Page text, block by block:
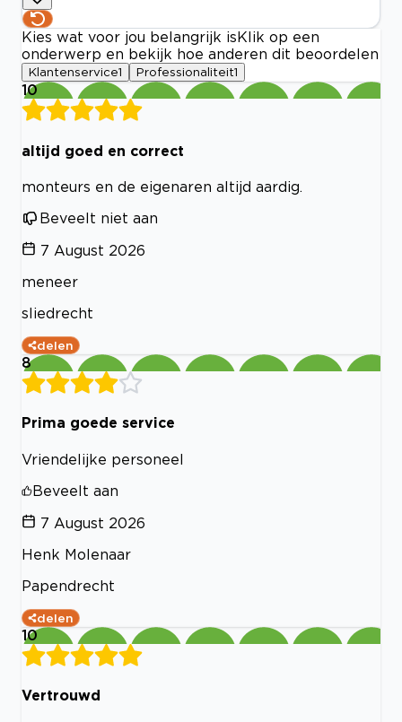
Kies wat voor jou belangrijk is Klik op een
onderwerp en bekijk hoe anderen dit beoordelen
Klantenservice1 Professionaliteit1
10
altijd goed en correct
monteurs en de eigenaren altijd aardig.
Beveelt niet aan
7 August 2026
meneer
sliedrecht
delen
8
Prima goede service
Vriendelijke personeel
Beveelt aan
7 August 2026
Henk Molenaar
Papendrecht
delen
10
Vertrouwd